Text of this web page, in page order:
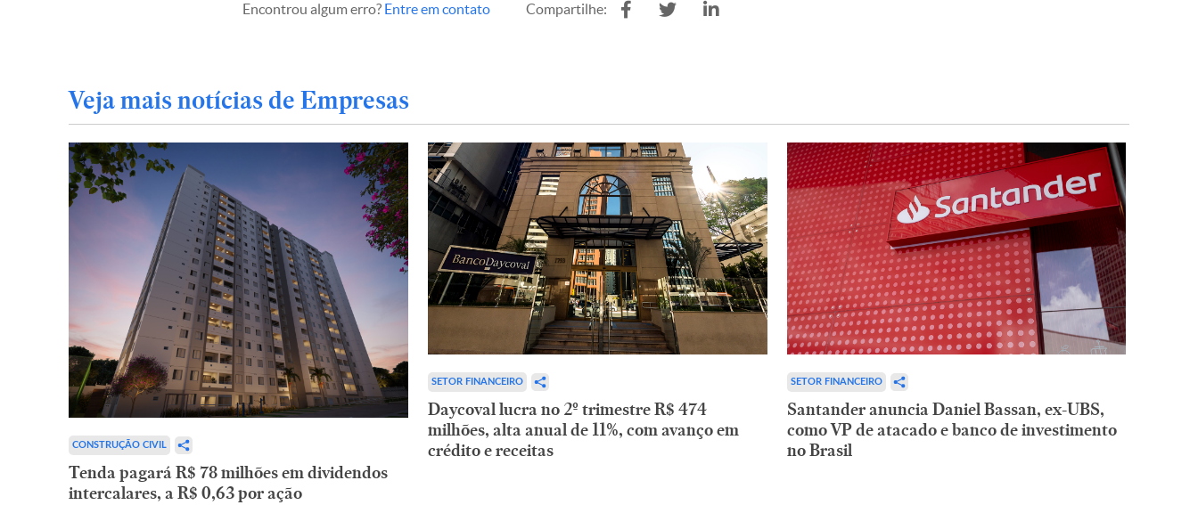
Encontrou algum erro? Entre em contato Compartilhe:
Veja mais notícias de Empresas
CONSTRUÇÃO CIVIL
Tenda pagará R$ 78 milhões em dividendos
intercalares, a R$ 0,63 por ação
SETOR FINANCEIRO
Daycoval lucra no 2º trimestre R$ 474
milhões, alta anual de 11%, com avanço em
crédito e receitas
SETOR FINANCEIRO
Santander anuncia Daniel Bassan, ex-UBS,
como VP de atacado e banco de investimento
no Brasil